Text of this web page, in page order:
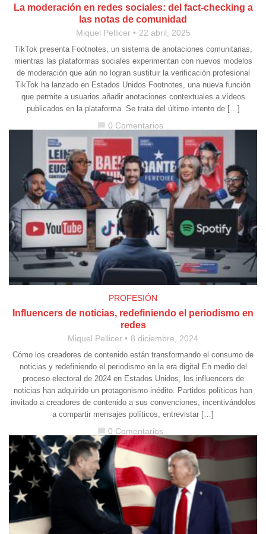
La moderación en redes sociales: del fact-checking a
las notas de comunidad
Miquel Pellicer 22 abril, 2025
TikTok presenta Footnotes, un sistema de anotaciones comunitarias,
mientras las plataformas sociales experimentan con nuevos modelos
de moderación que aún no logran sustituir la verificación profesional
TikTok ha lanzado en Estados Unidos Footnotes, una nueva función
que permite a usuarios añadir anotaciones contextuales a vídeos
publicados en la plataforma. Se trata del último intento de […]
0 Comentarios
PROFESIÓN
Influencers de noticias, redefiniendo el periodismo en
redes
Miquel Pellicer 8 diciembre, 2024
Cómo los creadores de contenido están transformando el consumo de
noticias y redefiniendo el periodismo en la era digital En medio del
proceso electoral de 2024 en Estados Unidos, los influencers de
noticias han adquirido un protagonismo inédito. Partidos políticos han
invitado a creadores de contenido a sus convenciones, incentivándolos
a compartir mensajes políticos, entrevistar […]
0 Comentarios